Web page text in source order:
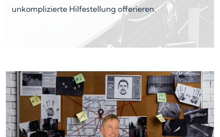
unkomplizierte Hilfestellung offerieren.